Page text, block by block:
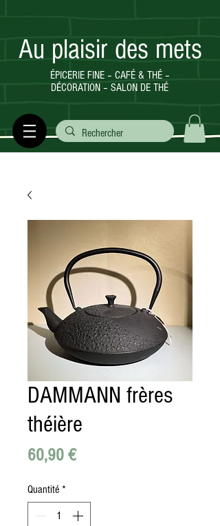
ÉPICERIE FINE – CAFÉ & THÉ –
DÉCORATION – SALON DE THÉ
Au plaisir des mets
DAMMANN frères
théière
60,90 €Prix
Quantité *